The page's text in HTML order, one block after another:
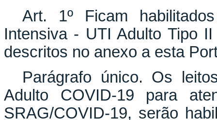
Art. 1º Ficam
Intensiva - UTI Adulto Tipo
descritos no anexo a esta
Parágrafo único. Os
Adulto COVID-19 para
SRAG/COVID-19, serão